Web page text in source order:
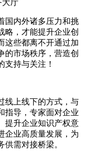
国内外诸多压力和挑
略，才能提升企业创
这些都离不开通过加
的市场秩序，营造创
支持与关注！
线上线下的方式，与
指导，专家面对企业
提升企业知识产权意
企业高质量发展，为
需对接桥梁。